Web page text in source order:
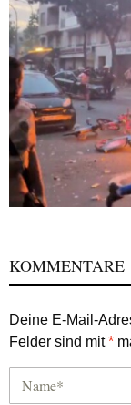
KOMMENTARE
Deine E-Mail-
Felder sind mit*